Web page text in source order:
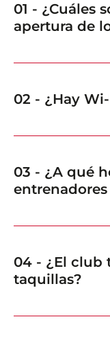
01 - ¿Cuáles
apertura de
02 - ¿Hay
03 - ¿A qué
04 - ¿El club
taquillas?